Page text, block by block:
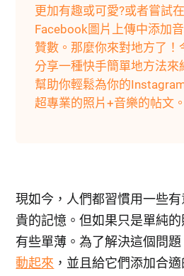
更加有趣或可愛?或者嘗試
Facebook圖片上傳中添加
贊數。那麼你來對地方了！
分享一種快手簡單地方法來
幫助你輕鬆為你的
超專業的照片+音樂的帖文。
現如今，人們都習慣用一些
貴的記憶。但如果只是單純
有些單薄。為了解決這個問
動起來 ，並且給它們添加合